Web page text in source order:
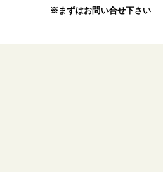
※まずはお問い合せ下さい